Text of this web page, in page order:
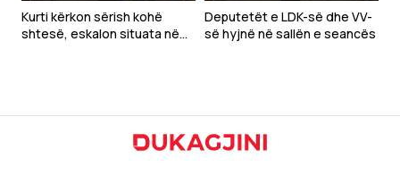
Kurti kërkon sërish kohë
shtesë, eskalon situata në
Deputetët e LDK-së dhe VV-
së hyjnë në sallën e seancës